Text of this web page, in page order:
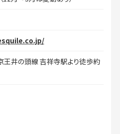
王井の頭線 吉祥寺駅より徒歩約